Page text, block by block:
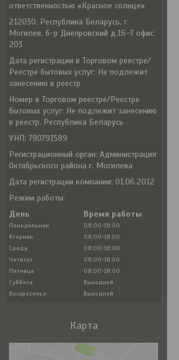
ответственностью «Красное солнце»
212030, Республика Беларусь, г.
Могилев, б-р Днепровский д.16-7 офис
203
Дата регистрации в Торговом реестре/
Реестре бытовых услуг: Не подлежит
занесению в реестр
Номер в Торговом реестре/Реестре
бытовых услуг: Не подлежит занесению
в реестр, Республика Беларусь
УНП: 790791589
Регистрационный орган: Администрация
Октябрьского района г. Могилева
Дата регистрации компании: 01.06.2012
Режим работы:
День
Время работы
Понедельник
08:00-18:00
Вторник
08:00-18:00
Среда
08:00-18:00
Четверг
08:00-18:00
Пятница
08:00-18:00
Суббота
Выходной
Воскресенье
Выходной
Карта